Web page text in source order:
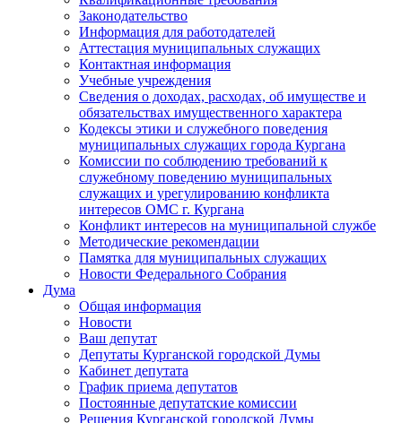
Законодательство
Информация для работодателей
Аттестация муниципальных служащих
Контактная информация
Учебные учреждения
Сведения о доходах, расходах, об имуществе и
обязательствах имущественного характера
Кодексы этики и служебного поведения
муниципальных служащих города Кургана
Комиссии по соблюдению требований к
служебному поведению муниципальных
служащих и урегулированию конфликта
интересов ОМС г. Кургана
Конфликт интересов на муниципальной службе
Методические рекомендации
Памятка для муниципальных служащих
Новости Федерального Cобрания
Дума
Общая информация
Новости
Ваш депутат
Депутаты Курганской городской Думы
Кабинет депутата
График приема депутатов
Постоянные депутатские комиссии
Решения Курганской городской Думы